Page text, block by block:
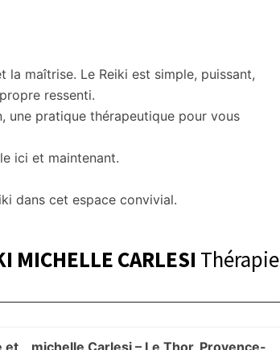
maîtrise. Le Reiki est simple, puissant,
ressenti.
une pratique thérapeutique pour vous
ici et maintenant.
dans cet espace convivial.
MICHELLE CARLESI Thérapie
et michelle Carlesi – Le Thor, Provence-